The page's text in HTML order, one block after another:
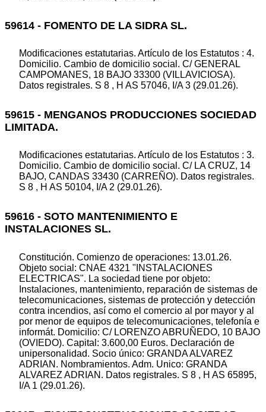
59614 - FOMENTO DE LA SIDRA SL.
Modificaciones estatutarias. Artículo de los Estatutos : 4.
Domicilio. Cambio de domicilio social. C/ GENERAL
CAMPOMANES, 18 BAJO 33300 (VILLAVICIOSA).
Datos registrales. S 8 , H AS 57046, I/A 3 (29.01.26).
59615 - MENGANOS PRODUCCIONES SOCIEDAD
LIMITADA.
Modificaciones estatutarias. Artículo de los Estatutos : 3.
Domicilio. Cambio de domicilio social. C/ LA CRUZ, 14
BAJO, CANDAS 33430 (CARREÑO). Datos registrales.
S 8 , H AS 50104, I/A 2 (29.01.26).
59616 - SOTO MANTENIMIENTO E
INSTALACIONES SL.
Constitución. Comienzo de operaciones: 13.01.26.
Objeto social: CNAE 4321 "INSTALACIONES
ELECTRICAS". La sociedad tiene por objeto:
Instalaciones, mantenimiento, reparación de sistemas de
telecomunicaciones, sistemas de protección y detección
contra incendios, así como el comercio al por mayor y al
por menor de equipos de telecomunicaciones, telefonía e
informát. Domicilio: C/ LORENZO ABRUÑEDO, 10 BAJO
(OVIEDO). Capital: 3.600,00 Euros. Declaración de
unipersonalidad. Socio único: GRANDA ALVAREZ
ADRIAN. Nombramientos. Adm. Unico: GRANDA
ALVAREZ ADRIAN. Datos registrales. S 8 , H AS 65895,
I/A 1 (29.01.26).